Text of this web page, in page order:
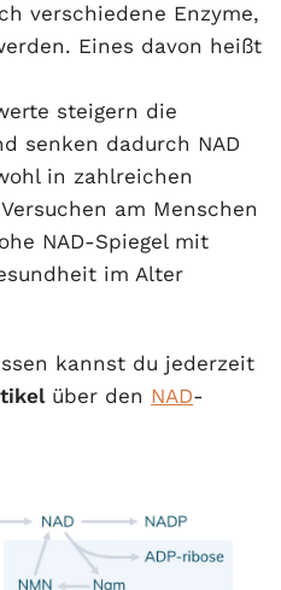
verschiedene Enzyme,
Eines davon heißt
steigern die
senken dadurch NAD
in zahlreichen
am Menschen
NAD-Spiegel mit
im Alter
kannst du jederzeit
lüber den NAD-